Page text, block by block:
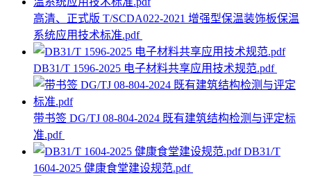
高清、正式版 T/SCDA022-2021 增强型保温装饰板保温
系统应用技术标准.pdf
DB31/T 1596-2025 电子材料共享应用技术规范.pdf
带书签 DG/TJ 08-804-2024 既有建筑结构检测与评定标
准.pdf
DB31/T
1604-2025 健康食堂建设规范.pdf